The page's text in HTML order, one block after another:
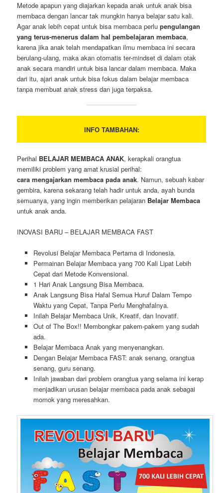
Metode apapun yang diajarkan kepada anak untuk anak bisa
membaca dengan lancar tak mungkin hanya belajar satu kali.
Agar anak lebih cepat untuk bisa membaca perlupengulangan
yang terus-menerus dalam hal pembelajaran membaca,
karena jika anak telah mendapatkan ilmu membaca ini secara
berulang-ulang, maka akan otomatis ter-mindset di dalam otak
anak secara mandiri untuk bisa lancar dalam membaca. Maka
dari itu, ajari anak untuk bisa fokus dalam belajar membaca
tanpa membuat anak stress dan juga terpaksa.
INFO TAMBAHAN:
Perihal BELAJAR MEMBACA ANAK, kerapkali orangtua
memiliki problem yang amat krusial perihal:
cara mengajarkan membaca pada anak. Namun, sebuah kabar
gembira, karena sekarang telah hadir untuk anda, ayah bunda
semuanya, yang ingin memberikan pelajaran Belajar Membaca
untuk anak anda.
INOVASI BARU – BELAJAR MEMBACA FAST
Revolusi Belajar Membaca Pertama di Indonesia.
Permainan Belajar Membaca yang 700 Kali Lipat Lebih
Cepat dari Metode Konvensional.
1 Hari Anak Langsung Bisa Membaca.
Anak Langsung Bisa Hafal Semua Huruf Dalam Tempo
Waktu yang Cepat, Tanpa Perlu Menghafalnya.
Inilah Belajar Membaca Unik, Kreatif, dan Inovatif.
Out of The Box!! Membongkar pakem-pakem yang sudah
ada.
Belajar Membaca Anak yang menyenangkan.
Dengan Belajar Membaca FAST: anak senang, orangtua
senang, guru senang.
Inilah jawaban dari problem orangtua yang selama ini kerap
menjadikan urusan belajar membaca pada anak sebagai
momok yang meresahkan.